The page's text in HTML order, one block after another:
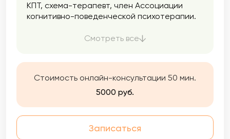
КПТ, схема-терапевт, член Ассоциации
когнитивно-поведенческой психотерапии.
себя в психотерапевтическом сообществе,
Смотреть все
Стоимость онлайн-консультации 50 мин.
5000 руб.
Записаться